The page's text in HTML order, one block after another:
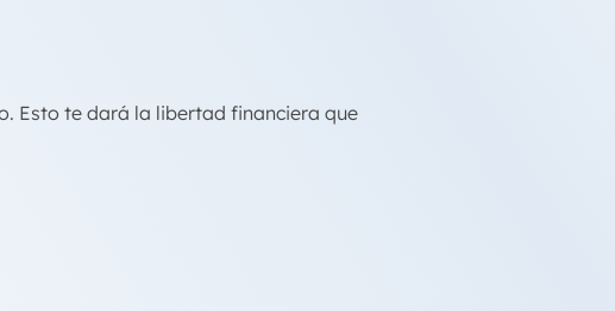
Esto te dará la libertad financiera que